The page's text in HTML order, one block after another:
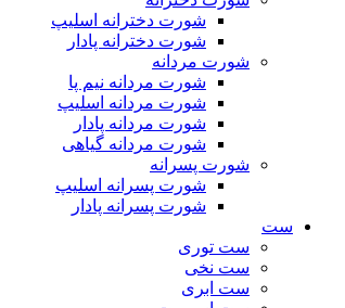
شورت دخترانه اسلیپ
شورت دخترانه پادار
شورت مردانه
شورت مردانه نیم پا
شورت مردانه اسلیپ
شورت مردانه پادار
شورت مردانه گیاهی
شورت پسرانه
شورت پسرانه اسلیپ
شورت پسرانه پادار
ست
ست توری
ست نخی
ست ابری